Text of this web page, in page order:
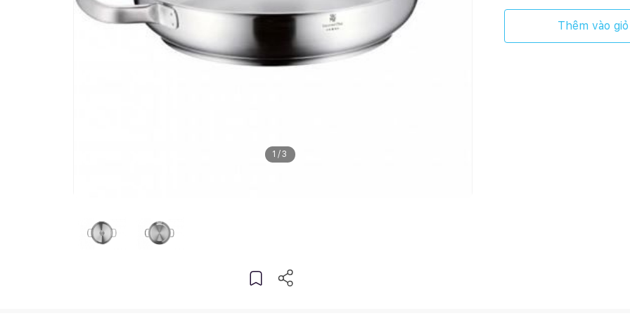
1 /3
Thêm vào giỏ